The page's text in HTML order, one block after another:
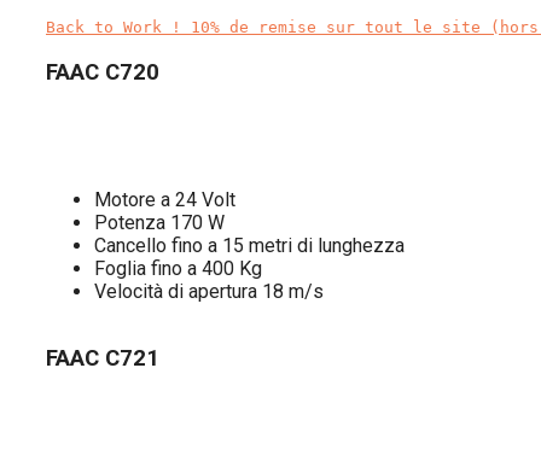
Back to Work ! 10% de remise sur tout le site (hors
FAAC C720
Motore a 24 Volt
Potenza 170 W
Cancello fino a 15 metri di lunghezza
Foglia fino a 400 Kg
Velocità di apertura 18 m/s
FAAC C721